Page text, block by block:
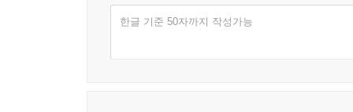
한글 기준 50자까지 작성가능